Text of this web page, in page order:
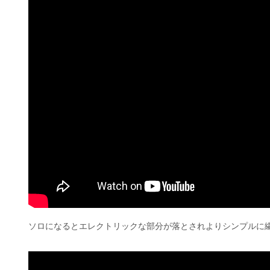
ソロになるとエレクトリックな部分が落とされよりシンプルに